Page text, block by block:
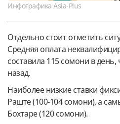
Инфографика Asia-Plus
Отдельно стоит отметить
Средняя оплата
составила 115 сомони в
назад.
Наиболее низкие ставки
Раште (100-104 сомони), а
Бохтаре (120 сомони).